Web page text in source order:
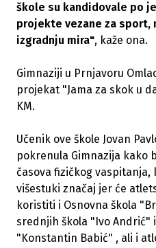
škole su kandidovale po
projekte vezane za sport,
izgradnju mira", kaže ona.
Gimnaziji u Prnjavoru
projekat "Jama za skok u
KM.
Učenik ove škole Jovan
pokrenula Gimnazija kako
časova fizičkog
višestuki značaj jer će
koristiti i Osnovna škola
srednjih škola "Ivo Andrić"
"Konstantin Babić" , ali i